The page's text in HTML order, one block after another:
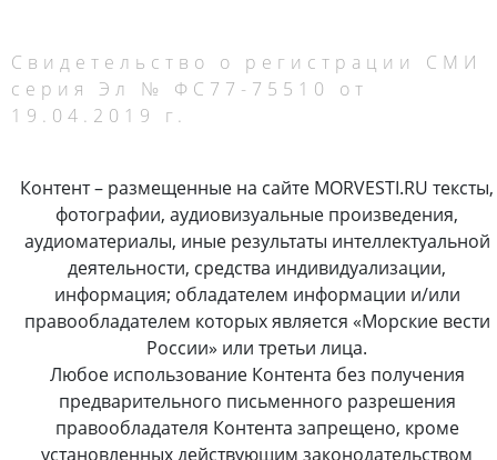
Свидетельство о регистрации СМИ
серия Эл № ФС77-75510 от
19.04.2019 г.
Контент – размещенные на сайте MORVESTI.RU тексты,
фотографии, аудиовизуальные произведения,
аудиоматериалы, иные результаты интеллектуальной
деятельности, средства индивидуализации,
информация; обладателем информации и/или
правообладателем которых является «Морские вести
России» или третьи лица.
Любое использование Контента без получения
предварительного письменного разрешения
правообладателя Контента запрещено, кроме
установленных действующим законодательством